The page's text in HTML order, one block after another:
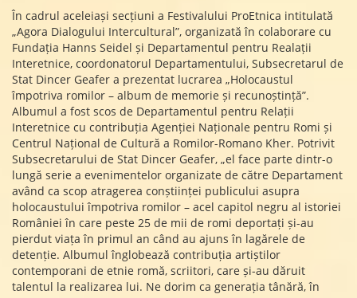
În cadrul aceleiași secțiuni a Festivalului ProEtnica intitulată
„Agora Dialogului Intercultural”, organizată în colaborare cu
Fundația Hanns Seidel și Departamentul pentru Realații
Interetnice, coordonatorul Departamentului, Subsecretarul de
Stat Dincer Geafer a prezentat lucrarea „Holocaustul
împotriva romilor – album de memorie și recunoștință”.
Albumul a fost scos de Departamentul pentru Relații
Interetnice cu contribuția Agenției Naționale pentru Romi și
Centrul Național de Cultură a Romilor-Romano Kher. Potrivit
Subsecretarului de Stat Dincer Geafer, „el face parte dintr-o
lungă serie a evenimentelor organizate de către Departament
având ca scop atragerea conștiinței publicului asupra
holocaustului împotriva romilor – acel capitol negru al istoriei
României în care peste 25 de mii de romi deportați și-au
pierdut viața în primul an când au ajuns în lagărele de
detenție. Albumul înglobează contribuția artiștilor
contemporani de etnie romă, scriitori, care și-au dăruit
talentul la realizarea lui. Ne dorim ca generația tânără, în